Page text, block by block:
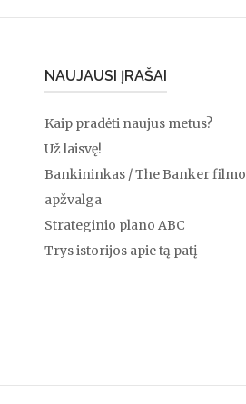
NAUJAUSI ĮRAŠAI
Kaip pradėti naujus metus?
Už laisvę!
Bankininkas / The Banker filmo
apžvalga
Strateginio plano ABC
Trys istorijos apie tą patį